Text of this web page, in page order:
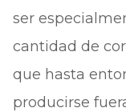
ser
cantidad de
que hasta
producirse